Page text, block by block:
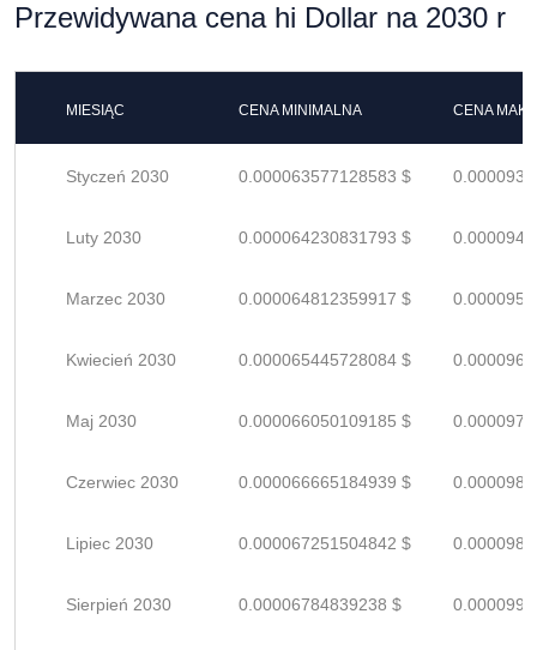
Przewidywana cena hi Dollar na 2030 r
MIESIĄC CENA MINIMALNA CENA
Styczeń 2030 0.000063577128583 $
Luty 2030 0.000064230831793 $
Marzec 2030 0.000064812359917 $
Kwiecień 2030 0.000065445728084 $
Maj 2030 0.000066050109185 $
Czerwiec 2030 0.000066665184939 $
Lipiec 2030 0.000067251504842 $
Sierpień 2030 0.00006784839238 $